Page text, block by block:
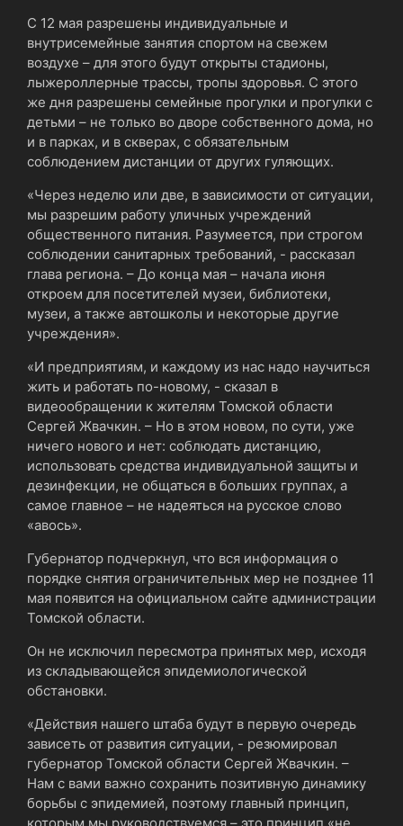
С 12 мая разрешены индивидуальные и
внутрисемейные занятия спортом на свежем
воздухе – для этого будут открыты стадионы,
лыжероллерные трассы, тропы здоровья. С этого
же дня разрешены семейные прогулки и прогулки с
детьми – не только во дворе собственного дома, но
и в парках, и в скверах, с обязательным
соблюдением дистанции от других гуляющих.
«Через неделю или две, в зависимости от ситуации,
мы разрешим работу уличных учреждений
общественного питания. Разумеется, при строгом
соблюдении санитарных требований, - рассказал
глава региона. – До конца мая – начала июня
откроем для посетителей музеи, библиотеки,
музеи, а также автошколы и некоторые другие
учреждения».
«И предприятиям, и каждому из нас надо научиться
жить и работать по-новому, - сказал в
видеообращении к жителям Томской области
Сергей Жвачкин. – Но в этом новом, по сути, уже
ничего нового и нет: соблюдать дистанцию,
использовать средства индивидуальной защиты и
дезинфекции, не общаться в больших группах, а
самое главное – не надеяться на русское слово
«авось».
Губернатор подчеркнул, что вся информация о
порядке снятия ограничительных мер не позднее 11
мая появится на официальном сайте администрации
Томской области.
Он не исключил пересмотра принятых мер, исходя
из складывающейся эпидемиологической
обстановки.
«Действия нашего штаба будут в первую очередь
зависеть от развития ситуации, - резюмировал
губернатор Томской области Сергей Жвачкин. –
Нам с вами важно сохранить позитивную динамику
борьбы с эпидемией, поэтому главный принцип,